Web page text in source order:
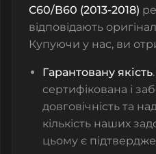
С60/В60 (2013-2018)
відповідають
Купуючи у нас, ви
Гарантовану якість
сертифікована і
довговічність та
кількість наших
цьому є